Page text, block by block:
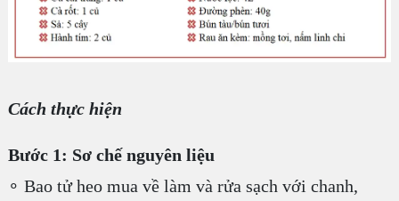
Cách thực hiện
Bước 1: Sơ chế nguyên liệu
∘ Bao tử heo mua về làm và rửa sạch với chanh,